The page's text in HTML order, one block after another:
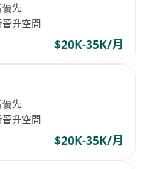
先
升空間
$20K-35K/月
先
升空間
$20K-35K/月